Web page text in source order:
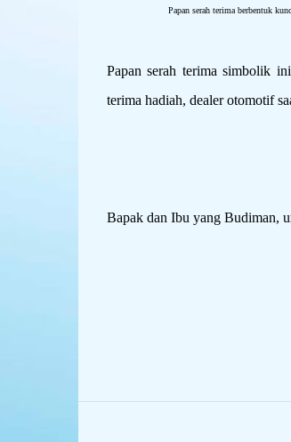
Papan serah terima berbentuk
Papan serah terima simbolik
terima hadiah, dealer otomotif
Bapak dan Ibu yang Budiman,